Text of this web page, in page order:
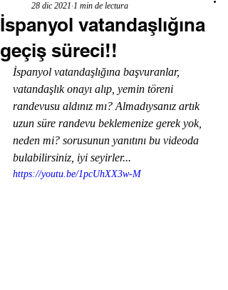
İspanyol vatandaşlığına
geçiş süreci!!
28 dic 2021 1 min de lectura
İspanyol vatandaşlığına başvuranlar,
vatandaşlık onayı alıp, yemin töreni
randevusu aldınız mı? Almadıysanız artık
uzun süre randevu beklemenize gerek yok,
neden mi? sorusunun yanıtını bu videoda
bulabilirsiniz, iyi seyirler...
https://youtu.be/1pcUhXX3w-M